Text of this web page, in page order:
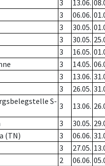
3 13.06.
3 06.06.
3 30.05.
3 30.05.
3 16.05.
3 14.05.
3 13.06.
3 26.05.
S- 3 13.06.
3 30.05.
(TN) 3 06.06.
3 27.05.
2 06.06.